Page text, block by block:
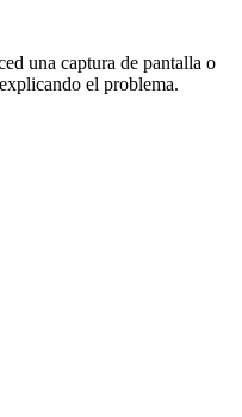
una captura de pantalla o
el problema.